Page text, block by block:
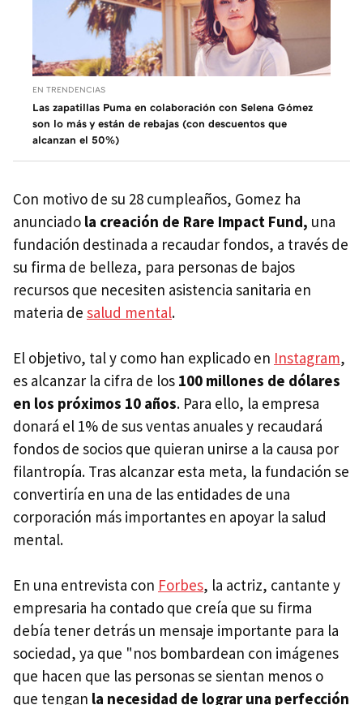
EN TRENDENCIAS
Las zapatillas Puma en colaboración con Selena Gómez
son lo más y están de rebajas (con descuentos que
alcanzan el 50%)
Con motivo de su 28 cumpleaños, Gomez ha
anunciado la creación de Rare Impact Fund, una
fundación destinada a recaudar fondos, a través de
su firma de belleza, para personas de bajos
recursos que necesiten asistencia sanitaria en
materia de salud mental.
El objetivo, tal y como han explicado en Instagram,
es alcanzar la cifra de los 100 millones de dólares
en los próximos 10 años. Para ello, la empresa
donará el 1% de sus ventas anuales y recaudará
fondos de socios que quieran unirse a la causa por
filantropía. Tras alcanzar esta meta, la fundación se
convertiría en una de las entidades de una
corporación más importantes en apoyar la salud
mental.
En una entrevista con Forbes, la actriz, cantante y
empresaria ha contado que creía que su firma
debía tener detrás un mensaje importante para la
sociedad, ya que "nos bombardean con imágenes
que hacen que las personas se sientan menos o
que tengan la necesidad de lograr una perfección